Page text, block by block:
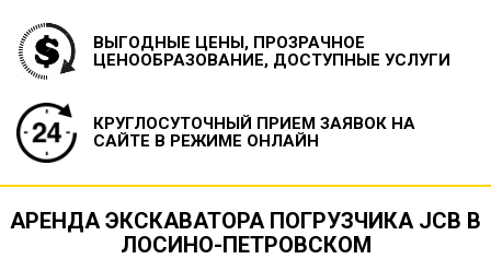
ВЫГОДНЫЕ ЦЕНЫ, ПРОЗРАЧНОЕ
ЦЕНООБРАЗОВАНИЕ, ДОСТУПНЫЕ УСЛУГИ
КРУГЛОСУТОЧНЫЙ ПРИЕМ ЗАЯВОК НА
САЙТЕ В РЕЖИМЕ ОНЛАЙН
АРЕНДА ЭКСКАВАТОРА ПОГРУЗЧИКА JCB В
ЛОСИНО-ПЕТРОВСКОМ